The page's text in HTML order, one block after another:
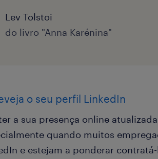
Lev Tolstoi
do livro "Anna Karénina"
o seu perfil LinkedIn
a sua presença online
quando muitos
e estejam a ponderar